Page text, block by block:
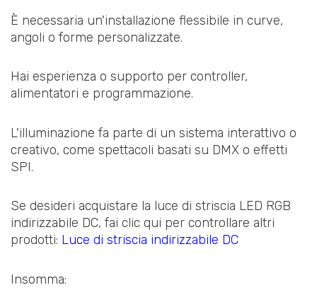
È necessaria un'installazione flessibile in curve,
angoli o forme personalizzate.
Hai esperienza o supporto per controller,
alimentatori e programmazione.
L'illuminazione fa parte di un sistema interattivo o
creativo, come spettacoli basati su DMX o effetti
SPI.
Se desideri acquistare la luce di striscia LED RGB
indirizzabile DC, fai clic qui per controllare altri
prodotti: Luce di striscia indirizzabile DC
Insomma: